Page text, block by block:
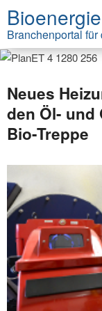
Branchenportal
Neues
den Öl- und
Bio-Treppe